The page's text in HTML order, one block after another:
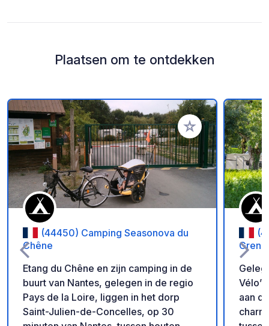
Plaatsen om te ontdekken
Voeg toe aan je
(44450) Camping Seasonova du
Chêne
Etang du Chêne en zijn camping in de
buurt van Nantes, gelegen in de regio
Pays de la Loire, liggen in het dorp
Saint-Julien-de-Concelles, op 30
Vélo”
aan